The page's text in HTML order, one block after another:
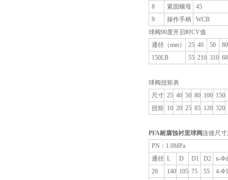
8
紧固螺母
45
9
操作手柄
WCB
球阀90度开启时CV值
通径（mm）
25 40 50
80
150LB
55 210 310
球阀扭矩表
尺寸 25 40 50 80 100 150
扭矩 10 20 25 85 120 320
PFA耐腐蚀衬里球阀连接尺
PN：1.0MPa
通径 L D D1 D2
n-Φd
20
140 105 75 55
4-